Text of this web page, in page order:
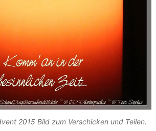
2015 Bild zum Verschicken und Teilen.